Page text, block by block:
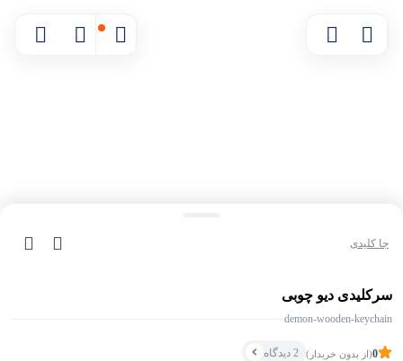
موجود شد خبرم بده
مقایسه محصول
۰ خریدار در ۱ ماه اخیر
جا کلیدی
سرکلیدی دیو چوبی
demon-wooden-keychain
0(از بدون خریدار) 2 دیدگاه